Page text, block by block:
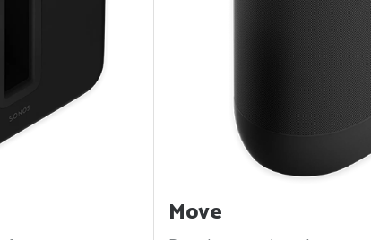
Move